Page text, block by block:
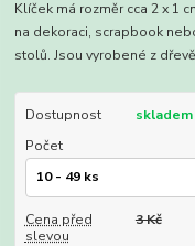
Klíček má rozměr cca 2 x 1
na dekoraci, scrapbook
stolů. Jsou vyrobené z
Dostupnost
skladem
Počet
Cena před
slevou
3 Kč